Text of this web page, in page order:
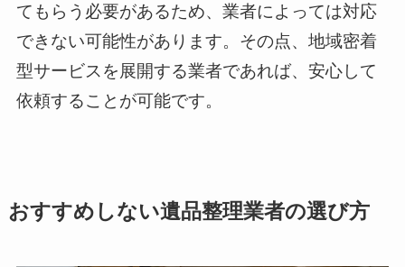
てもらう必要があるため、業者によっては対応
できない可能性があります。その点、地域密着
型サービスを展開する業者であれば、安心して
依頼することが可能です。
おすすめしない遺品整理業者の選び方